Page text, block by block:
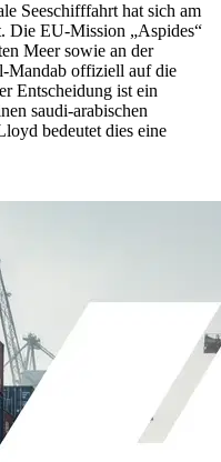
Seeschifffahrt hat sich am
Die EU-Mission „Aspides“
Meer sowie an der
Mandab offiziell auf die
Entscheidung ist ein
saudi-arabischen
bedeutet dies eine